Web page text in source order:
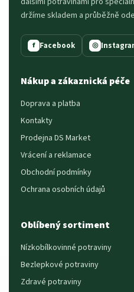
držíme skladem a průběžně
f Facebook ◎
Nákup a zákaznická péče
Doprava a platba
Kontakty
Prodejna DS Market
Vrácení a reklamace
Obchodní podmínky
Ochrana osobních údajů
Oblíbený sortiment
Nízkobílkovinné potraviny
Bezlepkové potraviny
Zdravé potraviny